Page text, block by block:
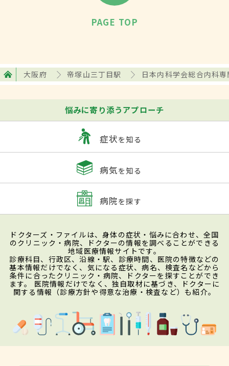
PAGE TOP
大阪府 帝塚山三丁目駅 日本内科学会総合内科
悩みに寄り添うアプローチ
症状を知る
病気を知る
病院を探す
ドクターズ・ファイルは、身体の症状・悩みに合わせ、全国
のクリニック・病院、ドクターの情報を調べることができる
地域医療情報サイトです。
診療科目、行政区、沿線・駅、診療時間、医院の特徴などの
基本情報だけでなく、気になる症状、病名、検査名などから
条件に合ったクリニック・病院、ドクターを探すことができ
ます。 医院情報だけでなく、独自取材に基づき、ドクターに
関する情報（診療方針や得意な治療・検査など）も紹介。